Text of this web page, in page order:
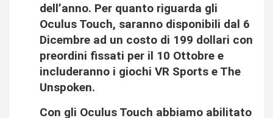
dell’anno. Per quanto riguarda gli
Oculus Touch, saranno disponibili dal 6
Dicembre ad un costo di 199 dollari con
preordini fissati per il 10 Ottobre e
includeranno i giochi VR Sports e The
Unspoken.
Con gli Oculus Touch abbiamo abilitato